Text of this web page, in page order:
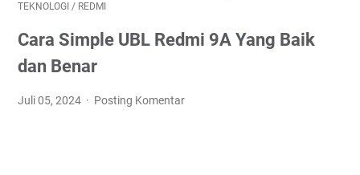
TEKNOLOGI / REDMI
Cara Simple UBL Redmi 9A Yang Baik
dan Benar
Juli 05, 2024 Posting Komentar